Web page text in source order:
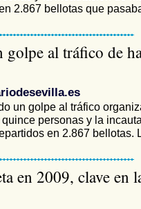
2.867 bellotas que
golpe al tráfico de
un golpe al tráfico
personas y la
en 2.867 bellotas.
en 2009, clave en